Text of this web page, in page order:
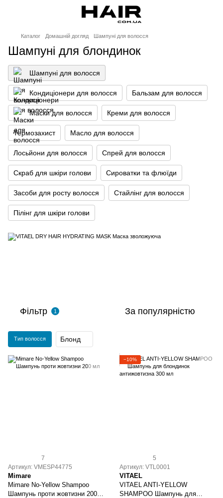
Каталог Домашній догляд Шампуні для волосся
Шампуні для блондинок
Шампуні для волосся
Кондиціонери для волосся Бальзам для волосся
Маски для волосся Креми для волосся
Термозахист Масло для волосся
Лосьйони для волосся Спрей для волосся
Скраб для шкіри голови Сироватки та флюїди
Засоби для росту волосся Стайлінг для волосся
Пілінг для шкіри голови
Фільтр 1 За популярністю
Тип волосся Блонд
7
Артикул: VMESP44775
Mimare
Mimare No-Yellow Shampoo
Шампунь проти жовтизни 200
−10%
5
Артикул: VTL0001
VITAEL
VITAEL ANTI-YELLOW
SHAMPOO Шампунь для